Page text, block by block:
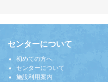
センターについて
初めての方へ
センターについて
施設利用案内